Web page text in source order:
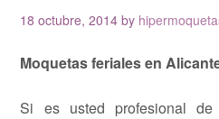
18 octubre, 2014 by
Moquetas feriales en
Si es usted profesional